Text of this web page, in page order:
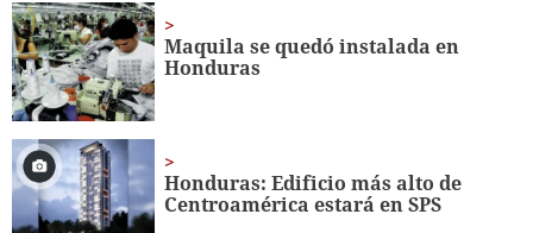
Maquila se quedó instalada en
Honduras
Honduras: Edificio más alto de
Centroamérica estará en SPS